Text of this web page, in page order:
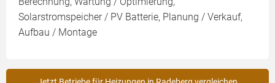
Solarstromspeicher / PV Batterie, Planung / Verkauf,
Aufbau / Montage